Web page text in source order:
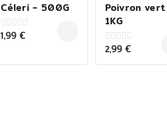
Céleri – 500G
0
1,99 €
Poivron vert
1KG
0
of
2,99€